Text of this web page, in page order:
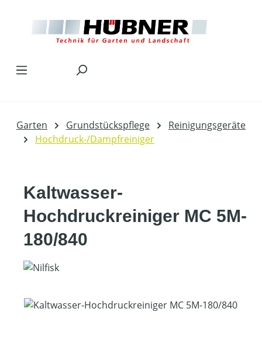
Garten Grundstückspflege
Reinigungsgeräte
Hochdruck-/Dampfreiniger
Kaltwasser-
Hochdruckreiniger MC 5M-
180/840
Bildergalerie überspringen